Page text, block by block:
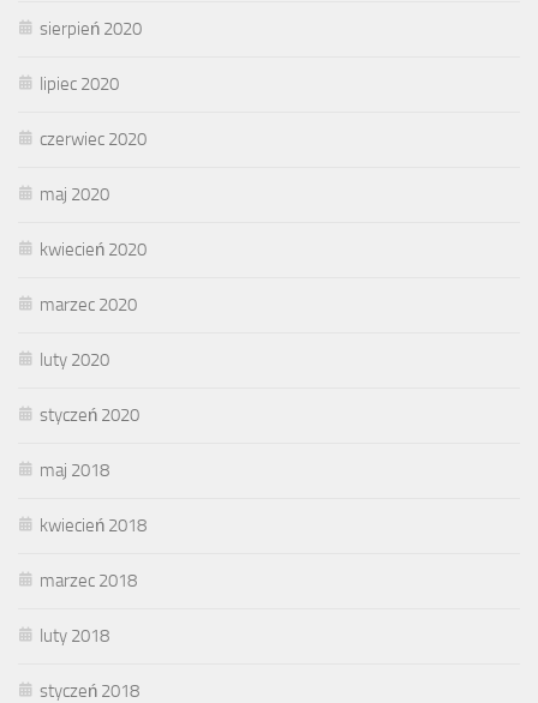
sierpień 2020
lipiec 2020
czerwiec 2020
maj 2020
kwiecień 2020
marzec 2020
luty 2020
styczeń 2020
maj 2018
kwiecień 2018
marzec 2018
luty 2018
styczeń 2018